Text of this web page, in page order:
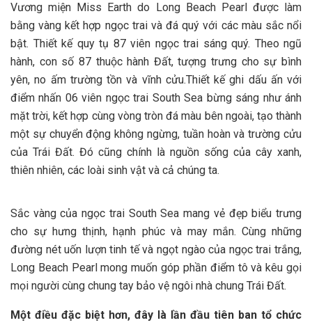
Vương miện Miss Earth do Long Beach Pearl được làm
bằng vàng kết hợp ngọc trai và đá quý với các màu sắc nổi
bật. Thiết kế quy tụ 87 viên ngọc trai sáng quý. Theo ngũ
hành, con số 87 thuộc hành Đất, tượng trưng cho sự bình
yên, no ấm trường tồn và vĩnh cửu.Thiết kế ghi dấu ấn với
điểm nhấn 06 viên ngọc trai South Sea bừng sáng như ánh
mặt trời, kết hợp cùng vòng tròn đá màu bên ngoài, tạo thành
một sự chuyển động không ngừng, tuần hoàn và trường cửu
của Trái Đất. Đó cũng chính là nguồn sống của cây xanh,
thiên nhiên, các loài sinh vật và cả chúng ta.
Sắc vàng của ngọc trai South Sea mang vẻ đẹp biểu trưng
cho sự hưng thịnh, hạnh phúc và may mắn. Cùng những
đường nét uốn lượn tinh tế và ngọt ngào của ngọc trai trắng,
Long Beach Pearl mong muốn góp phần điểm tô và kêu gọi
mọi người cùng chung tay bảo vệ ngôi nhà chung Trái Đất.
Một điều đặc biệt hơn, đây là lần đầu tiên ban tổ chức